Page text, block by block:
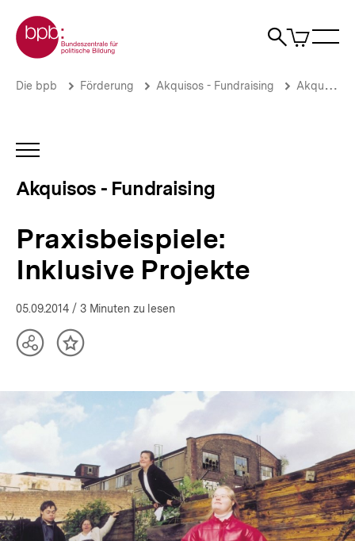
zum
Seiteninhalt
springen
Zur Startseite der bpb
Suche
Artikel
im
Praxisbeispiele:
Fördermittel
und
Fundraising
für
Bildung
bpb.de
Brotkrümelnavigation
Pfadnavigation
Die bpb Förderung Akquisos - Fundraising Akquisos Wissen
INHALTSNAVIGATION
Akquisos - Fundraising
Praxisbeispiele:
Inklusive Projekte
05.09.2014 / 3 Minuten zu lesen
TeilenInhalt